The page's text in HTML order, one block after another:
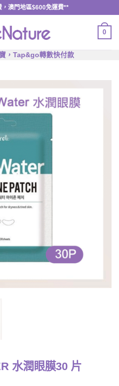
澳門地區$600免運費**
0
，Tap&go轉數快付款
水潤眼膜30 片